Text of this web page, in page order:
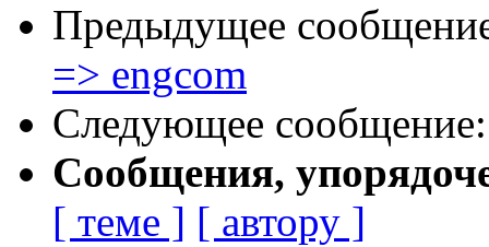
Предыдущее
=> engcom
Следующее
Сообщения,
[ теме ] [ автору ]